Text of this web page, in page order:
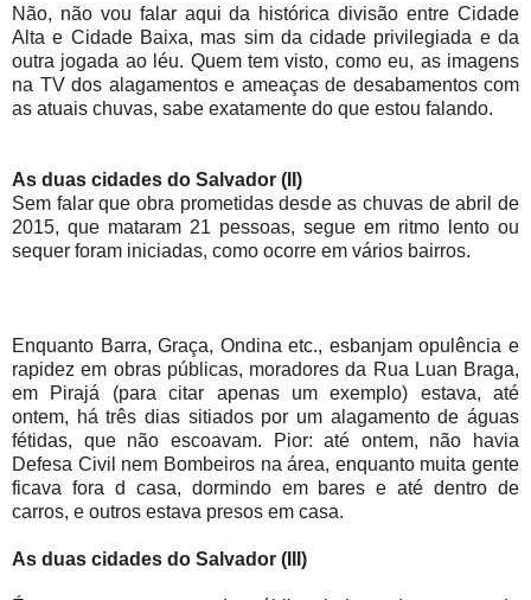
Não, não vou falar aqui da histórica divisão entre Cidade
Alta e Cidade Baixa, mas sim da cidade privilegiada e da
outra jogada ao léu. Quem tem visto, como eu, as imagens
na TV dos alagamentos e ameaças de desabamentos com
as atuais chuvas, sabe exatamente do que estou falando.
As duas cidades do Salvador (II)
Sem falar que obra prometidas desde as chuvas de abril de
2015, que mataram 21 pessoas, segue em ritmo lento ou
sequer foram iniciadas, como ocorre em vários bairros.
Enquanto Barra, Graça, Ondina etc., esbanjam opulência e
rapidez em obras públicas, moradores da Rua Luan Braga,
em Pirajá (para citar apenas um exemplo) estava, até
ontem, há três dias sitiados por um alagamento de águas
fétidas, que não escoavam. Pior: até ontem, não havia
Defesa Civil nem Bombeiros na área, enquanto muita gente
ficava fora d casa, dormindo em bares e até dentro de
carros, e outros estava presos em casa.
As duas cidades do Salvador (III)